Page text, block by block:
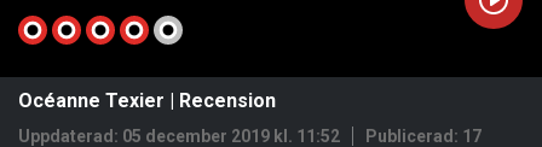
Océanne Texier | Recension
Uppdaterad: 05 december 2019 kl. 11:52 Publicerad: 17